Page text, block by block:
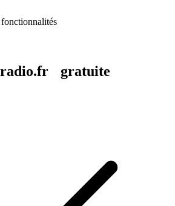
radio.fr gratuite